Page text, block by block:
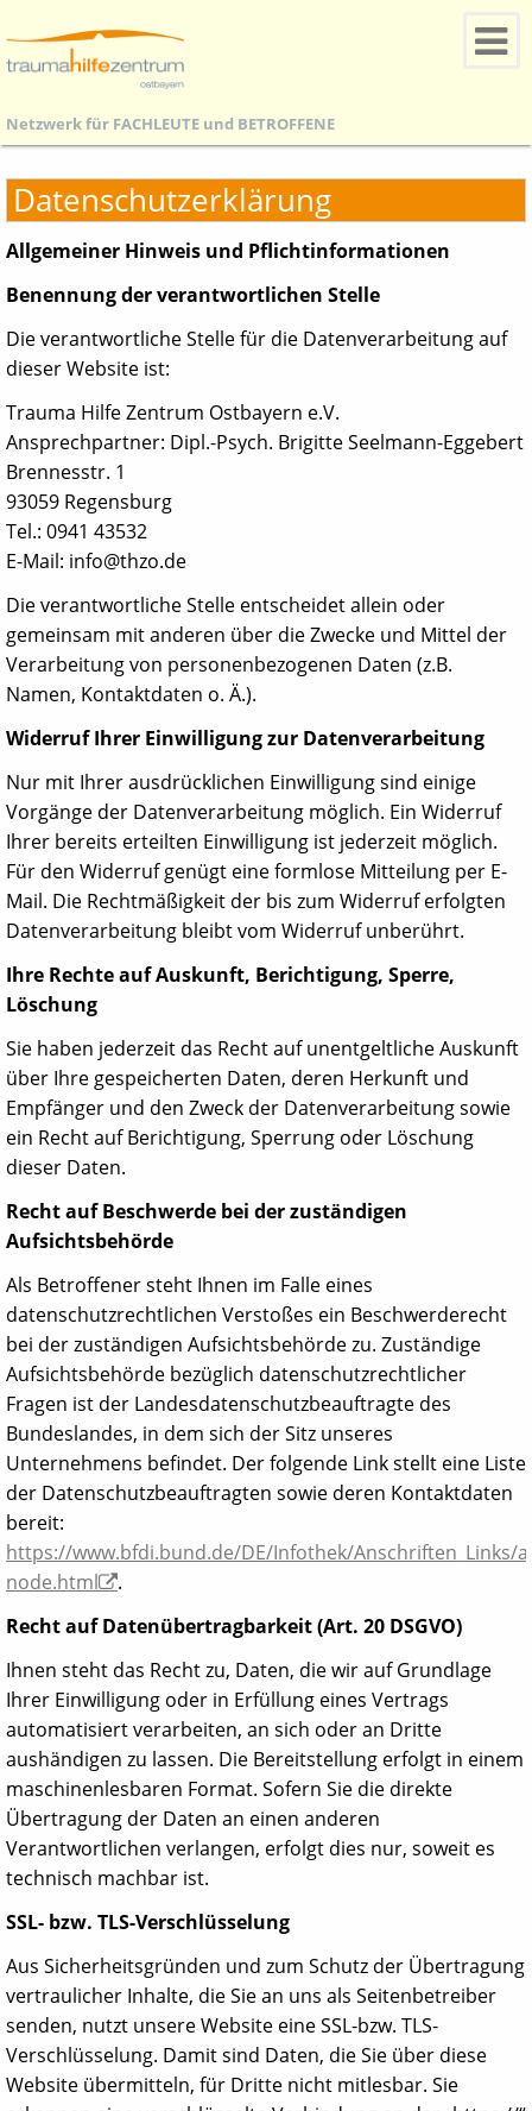
Netzwerk für FACHLEUTE und BETROFFENE
Datenschutzerklärung
Allgemeiner Hinweis und Pflichtinformationen
Benennung der verantwortlichen Stelle
Die verantwortliche Stelle für die Datenverarbeitung auf
dieser Website ist:
Trauma Hilfe Zentrum Ostbayern e.V.
Ansprechpartner: Dipl.-Psych. Brigitte Seelmann-Eggebert
Brennesstr. 1
93059 Regensburg
Tel.: 0941 43532
E-Mail: info@thzo.de
Die verantwortliche Stelle entscheidet allein oder
gemeinsam mit anderen über die Zwecke und Mittel der
Verarbeitung von personenbezogenen Daten (z.B.
Namen, Kontaktdaten o. Ä.).
Widerruf Ihrer Einwilligung zur Datenverarbeitung
Nur mit Ihrer ausdrücklichen Einwilligung sind einige
Vorgänge der Datenverarbeitung möglich. Ein Widerruf
Ihrer bereits erteilten Einwilligung ist jederzeit möglich.
Für den Widerruf genügt eine formlose Mitteilung per E-
Mail. Die Rechtmäßigkeit der bis zum Widerruf erfolgten
Datenverarbeitung bleibt vom Widerruf unberührt.
Ihre Rechte auf Auskunft, Berichtigung, Sperre,
Löschung
Sie haben jederzeit das Recht auf unentgeltliche Auskunft
über Ihre gespeicherten Daten, deren Herkunft und
Empfänger und den Zweck der Datenverarbeitung sowie
ein Recht auf Berichtigung, Sperrung oder Löschung
dieser Daten.
Recht auf Beschwerde bei der zuständigen
Aufsichtsbehörde
Als Betroffener steht Ihnen im Falle eines
datenschutzrechtlichen Verstoßes ein Beschwerderecht
bei der zuständigen Aufsichtsbehörde zu. Zuständige
Aufsichtsbehörde bezüglich datenschutzrechtlicher
Fragen ist der Landesdatenschutzbeauftragte des
Bundeslandes, in dem sich der Sitz unseres
Unternehmens befindet. Der folgende Link stellt eine Liste
der Datenschutzbeauftragten sowie deren Kontaktdaten
bereit:
https://www.bfdi.bund.de/DE/Infothek/Anschriften_Links/
node.html
.
Recht auf Datenübertragbarkeit (Art. 20 DSGVO)
Ihnen steht das Recht zu, Daten, die wir auf Grundlage
Ihrer Einwilligung oder in Erfüllung eines Vertrags
automatisiert verarbeiten, an sich oder an Dritte
aushändigen zu lassen. Die Bereitstellung erfolgt in einem
maschinenlesbaren Format. Sofern Sie die direkte
Übertragung der Daten an einen anderen
Verantwortlichen verlangen, erfolgt dies nur, soweit es
technisch machbar ist.
SSL- bzw. TLS-Verschlüsselung
Aus Sicherheitsgründen und zum Schutz der Übertragung
vertraulicher Inhalte, die Sie an uns als Seitenbetreiber
senden, nutzt unsere Website eine SSL-bzw. TLS-
Verschlüsselung. Damit sind Daten, die Sie über diese
Website übermitteln, für Dritte nicht mitlesbar. Sie